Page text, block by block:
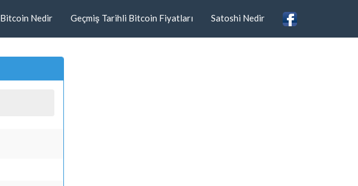
Bitcoin Nedir Geçmiş Tarihli Bitcoin Fiyatları Satoshi Nedir